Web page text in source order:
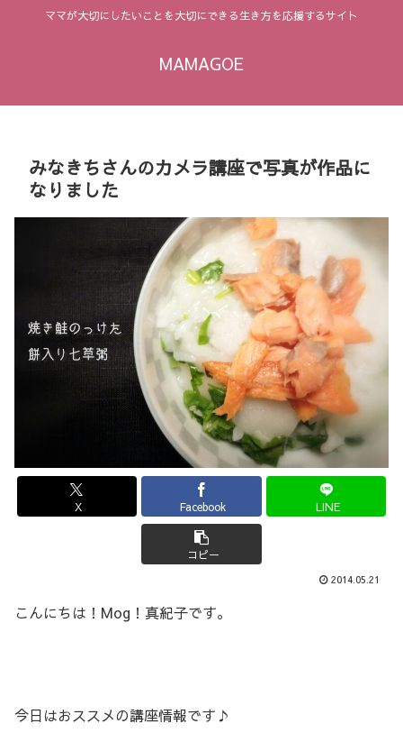
ママが大切にしたいことを大切にできる生き方を応援するサイト
MAMAGOE
みなきちさんのカメラ講座で写真が作品に
なりました
X Facebook LINE
コピー
2014.05.21
こんにちは！Mog！真紀子です。
今日はおススメの講座情報です♪